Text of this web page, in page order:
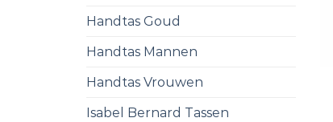
Handtas Goud
Handtas Mannen
Handtas Vrouwen
Isabel Bernard Tassen